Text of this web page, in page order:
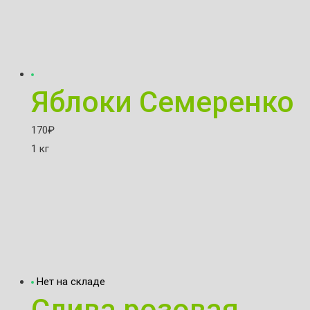
Яблоки Семеренко
170₽
1 кг
Нет на складе